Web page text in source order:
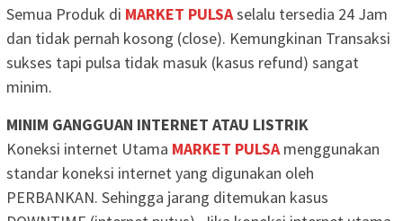
Semua Produk di MARKET PULSAselalu tersedia 24 Jam
dan tidak pernah kosong (close). Kemungkinan Transaksi
sukses tapi pulsa tidak masuk (kasus refund) sangat
minim.
MINIM GANGGUAN INTERNET ATAU LISTRIK
Koneksi internet Utama MARKET PULSAmenggunakan
standar koneksi internet yang digunakan oleh
PERBANKAN. Sehingga jarang ditemukan kasus